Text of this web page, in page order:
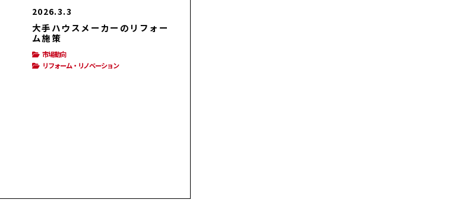
2026.3.3
大手ハウスメーカーのリフォー
ム施策
市場動向
リフォーム・リノベーション